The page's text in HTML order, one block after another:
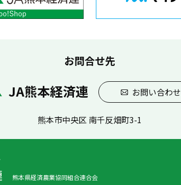
お問合せ先
JA熊本経済連 お問い合わせ
熊本市中央区 南千反畑町3-1
熊本県経済農業協同組合連合会